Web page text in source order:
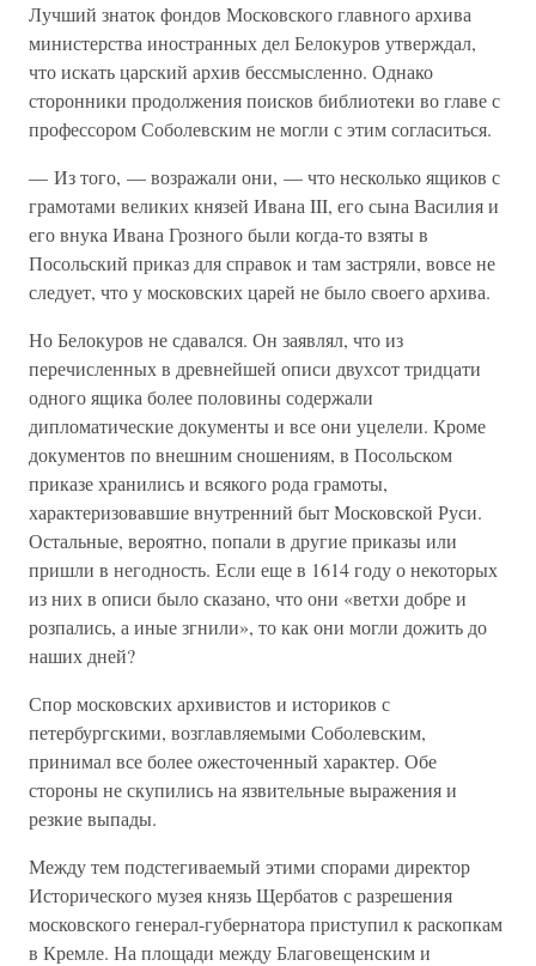
Лучший знаток фондов Московского главного архива
министерства иностранных дел Белокуров утверждал,
что искать царский архив бессмысленно. Однако
сторонники продолжения поисков библиотеки во главе с
профессором Соболевским не могли с этим согласиться.
— Из того, — возражали они, — что несколько ящиков с
грамотами великих князей Ивана III, его сына Василия и
его внука Ивана Грозного были когда-то взяты в
Посольский приказ для справок и там застряли, вовсе не
следует, что у московских царей не было своего архива.
Но Белокуров не сдавался. Он заявлял, что из
перечисленных в древнейшей описи двухсот тридцати
одного ящика более половины содержали
дипломатические документы и все они уцелели. Кроме
документов по внешним сношениям, в Посольском
приказе хранились и всякого рода грамоты,
характеризовавшие внутренний быт Московской Руси.
Остальные, вероятно, попали в другие приказы или
пришли в негодность. Если еще в 1614 году о некоторых
из них в описи было сказано, что они «ветхи добре и
розпались, а иные згнили», то как они могли дожить до
наших дней?
Спор московских архивистов и историков с
петербургскими, возглавляемыми Соболевским,
принимал все более ожесточенный характер. Обе
стороны не скупились на язвительные выражения и
резкие выпады.
Между тем подстегиваемый этими спорами директор
Исторического музея князь Щербатов с разрешения
московского генерал-губернатора приступил к раскопкам
в Кремле. На площади между Благовещенским и